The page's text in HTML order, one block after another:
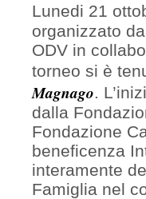
Lunedi 21
organizzato
ODV in
torneo si è
Magnago .
dalla
Fondazione
beneficenza
interamente
Famiglia nel